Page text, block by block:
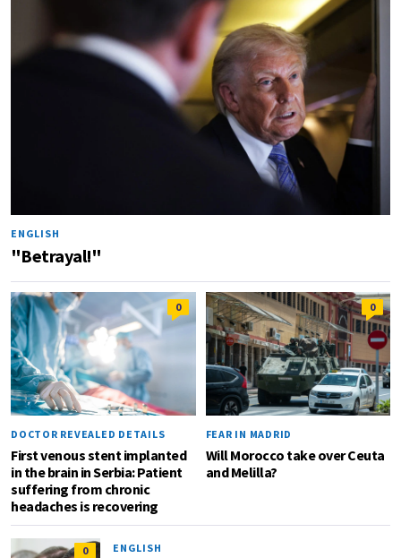
ENGLISH
"Betrayal!"
0
DOCTOR REVEALED DETAILS
First venous stent implanted
in the brain in Serbia: Patient
suffering from chronic
headaches is recovering
0
FEAR IN MADRID
Will Morocco take over Ceuta
and Melilla?
0 ENGLISH